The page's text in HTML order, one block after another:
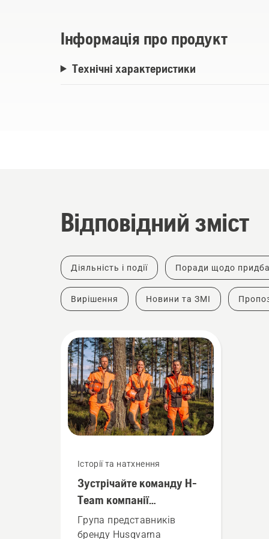
Інформація про продукт
Технічні характеристики
Відповідний зміст
Діяльність і події Поради щодо
Вирішення Новини та ЗМІ
Історії та натхнення
Зустрічайте команду H-
Team компанії
Husqvarna – наших
найвимогливіших
Група представників
бренду Husqvarna